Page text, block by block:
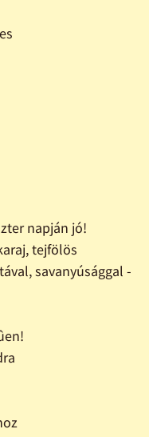
napján jó!
tejfölös
savanyúsággal -